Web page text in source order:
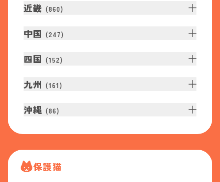
近畿 (860)
中国 (247)
四国 (152)
九州 (161 )
沖縄 (86)
保護猫